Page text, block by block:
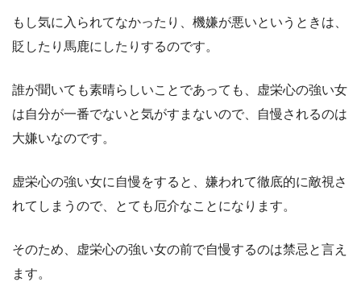
もし気に入られてなかったり、機嫌が悪いというときは、
貶したり馬鹿にしたりするのです。
誰が聞いても素晴らしいことであっても、虚栄心の強い女
は自分が一番でないと気がすまないので、自慢されるのは
大嫌いなのです。
虚栄心の強い女に自慢をすると、嫌われて徹底的に敵視さ
れてしまうので、とても厄介なことになります。
そのため、虚栄心の強い女の前で自慢するのは禁忌と言え
ます。